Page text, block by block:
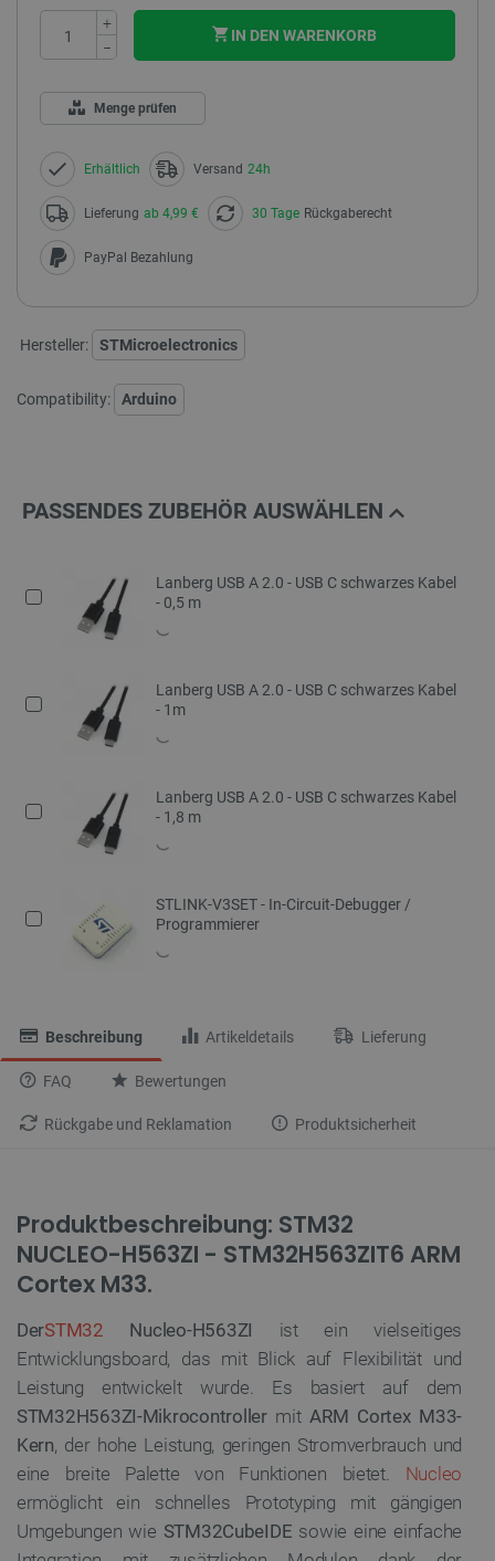
+
−
IN DEN WARENKORB
Menge prüfen
Erhältlich Versand 24h
Lieferung ab 4,99 € 30 Tage Rückgaberecht
PayPal Bezahlung
Hersteller: STMicroelectronics
Compatibility: Arduino
PASSENDES ZUBEHÖR AUSWÄHLEN
Lanberg USB A 2.0 - USB C schwarzes Kabel
- 0,5 m
Lanberg USB A 2.0 - USB C schwarzes Kabel
- 1m
Lanberg USB A 2.0 - USB C schwarzes Kabel
- 1,8 m
STLINK-V3SET - In-Circuit-Debugger /
Programmierer
Beschreibung Artikeldetails Lieferung
FAQ Bewertungen
Rückgabe und Reklamation Produktsicherheit
Produktbeschreibung: STM32
NUCLEO-H563ZI - STM32H563ZIT6 ARM
Cortex M33.
DerSTM32 Nucleo-H563ZI ist ein vielseitiges
Entwicklungsboard, das mit Blick auf Flexibilität und
Leistung entwickelt wurde. Es basiert auf dem
STM32H563ZI-Mikrocontrollermit ARM Cortex M33-
Kern, der hohe Leistung, geringen Stromverbrauch und
eine breite Palette von Funktionen bietet. Nucleo
ermöglicht ein schnelles Prototyping mit gängigen
Umgebungen wie STM32CubeIDE sowie eine einfache